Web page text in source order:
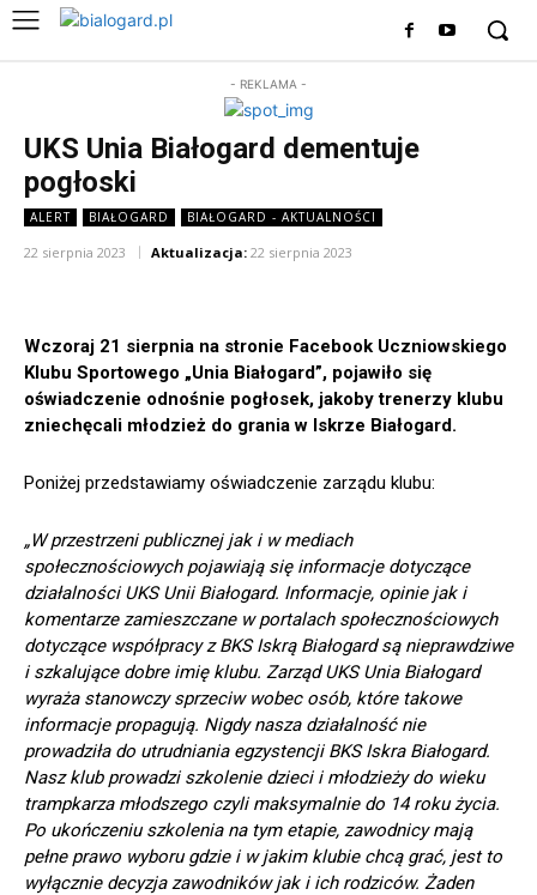
- REKLAMA -
UKS Unia Białogard dementuje
pogłoski
ALERT BIAŁOGARD BIAŁOGARD - AKTUALNOŚCI
22 sierpnia 2023 Aktualizacja: 22 sierpnia 2023
Wczoraj 21 sierpnia na stronie Facebook Uczniowskiego
Klubu Sportowego „Unia Białogard”, pojawiło się
oświadczenie odnośnie pogłosek, jakoby trenerzy klubu
zniechęcali młodzież do grania w Iskrze Białogard.
Poniżej przedstawiamy oświadczenie zarządu klubu:
„W przestrzeni publicznej jak i w mediach
społecznościowych pojawiają się informacje dotyczące
działalności UKS Unii Białogard. Informacje, opinie jak i
komentarze zamieszczane w portalach społecznościowych
dotyczące współpracy z BKS Iskrą Białogard są nieprawdziwe
i szkalujące dobre imię klubu. Zarząd UKS Unia Białogard
wyraża stanowczy sprzeciw wobec osób, które takowe
informacje propagują. Nigdy nasza działalność nie
prowadziła do utrudniania egzystencji BKS Iskra Białogard.
Nasz klub prowadzi szkolenie dzieci i młodzieży do wieku
trampkarza młodszego czyli maksymalnie do 14 roku życia.
Po ukończeniu szkolenia na tym etapie, zawodnicy mają
pełne prawo wyboru gdzie i w jakim klubie chcą grać, jest to
wyłącznie decyzja zawodników jak i ich rodziców. Żaden